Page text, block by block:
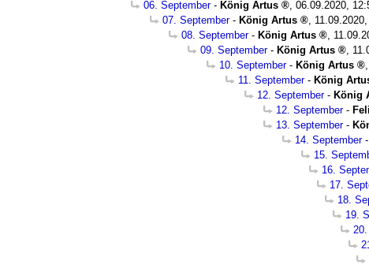
06. September- König Artus
06.09.2020,
07. September- König Artus
08. September- König Artus
09. September- König Artus
10. September- König Artus
11. September- König
12. September- König
12. September-
13. September-
14. September-
15.
16.
17.
18.
19.